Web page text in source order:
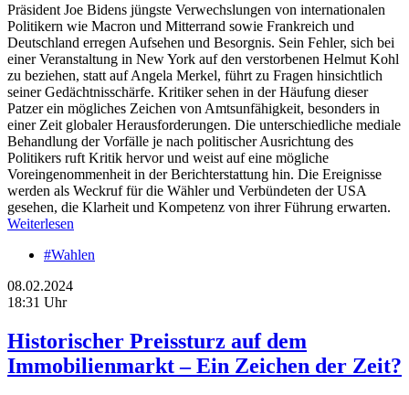
Präsident Joe Bidens jüngste Verwechslungen von internationalen
Politikern wie Macron und Mitterrand sowie Frankreich und
Deutschland erregen Aufsehen und Besorgnis. Sein Fehler, sich bei
einer Veranstaltung in New York auf den verstorbenen Helmut Kohl
zu beziehen, statt auf Angela Merkel, führt zu Fragen hinsichtlich
seiner Gedächtnisschärfe. Kritiker sehen in der Häufung dieser
Patzer ein mögliches Zeichen von Amtsunfähigkeit, besonders in
einer Zeit globaler Herausforderungen. Die unterschiedliche mediale
Behandlung der Vorfälle je nach politischer Ausrichtung des
Politikers ruft Kritik hervor und weist auf eine mögliche
Voreingenommenheit in der Berichterstattung hin. Die Ereignisse
werden als Weckruf für die Wähler und Verbündeten der USA
gesehen, die Klarheit und Kompetenz von ihrer Führung erwarten.
Weiterlesen
#Wahlen
08.02.2024
18:31 Uhr
Historischer Preissturz auf dem
Immobilienmarkt – Ein Zeichen der Zeit?